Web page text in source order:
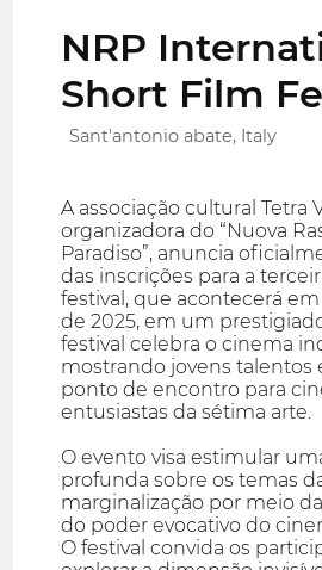
NRP
Short Film
Sant'antonio abate, Italy
A associação cultural Tetra
organizadora do “Nuova
Paradiso”, anuncia
das inscrições para a
festival, que acontecerá
de 2025, em um
festival celebra o cinema
mostrando jovens talentos
ponto de encontro para
entusiastas da sétima arte.
O evento visa estimular
profunda sobre os temas
marginalização por meio
do poder evocativo do
O festival convida os